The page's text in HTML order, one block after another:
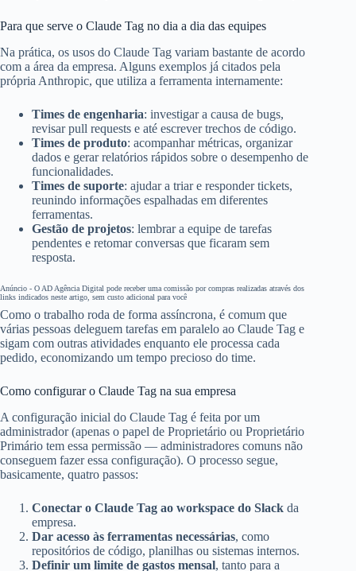
Para que serve o Claude Tag no dia a dia das equipes
Na prática, os usos do Claude Tag variam bastante de acordo
com a área da empresa. Alguns exemplos já citados pela
própria Anthropic, que utiliza a ferramenta internamente:
Times de engenharia: investigar a causa de bugs,
revisar pull requests e até escrever trechos de código.
Times de produto: acompanhar métricas, organizar
dados e gerar relatórios rápidos sobre o desempenho de
funcionalidades.
Times de suporte: ajudar a triar e responder tickets,
reunindo informações espalhadas em diferentes
ferramentas.
Gestão de projetos: lembrar a equipe de tarefas
pendentes e retomar conversas que ficaram sem
resposta.
Anúncio - O AD Agência Digital pode receber uma comissão por compras realizadas através dos
links indicados neste artigo, sem custo adicional para você
Como o trabalho roda de forma assíncrona, é comum que
várias pessoas deleguem tarefas em paralelo ao Claude Tag e
sigam com outras atividades enquanto ele processa cada
pedido, economizando um tempo precioso do time.
Como configurar o Claude Tag na sua empresa
A configuração inicial do Claude Tag é feita por um
administrador (apenas o papel de Proprietário ou Proprietário
Primário tem essa permissão — administradores comuns não
conseguem fazer essa configuração). O processo segue,
basicamente, quatro passos:
Conectar o Claude Tag ao workspace do Slack da
empresa.
Dar acesso às ferramentas necessárias, como
repositórios de código, planilhas ou sistemas internos.
Definir um limite de gastos mensal, tanto para a